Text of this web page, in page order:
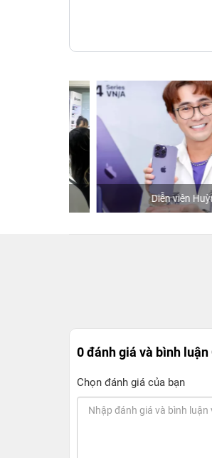
Diễn viên Huỳnh
0 đánh giá và bình luận
Chọn đánh giá của bạn